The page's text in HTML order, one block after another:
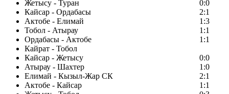
Жетысу - Туран
0:0
Кайсар - Ордабасы
2:1
Актобе - Елимай
1:3
Тобол - Атырау
1:1
Ордабасы - Актобе
1:1
Кайрат - Тобол
Кайсар - Жетысу
0:0
Атырау - Шахтер
1:0
Елимай - Кызыл-Жар СК
2:1
Актобе - Кайсар
1:1